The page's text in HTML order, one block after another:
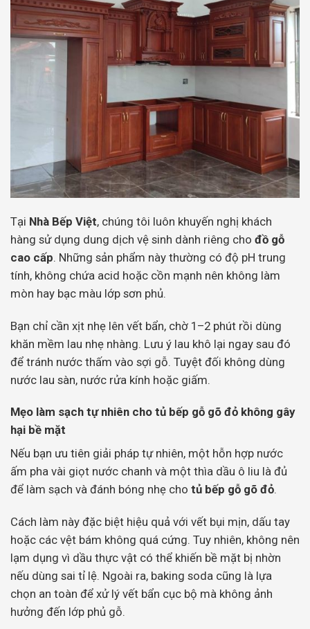
Tại Nhà Bếp Việt, chúng tôi luôn khuyến nghị khách
hàng sử dụng dung dịch vệ sinh dành riêng cho đồ gỗ
cao cấp. Những sản phẩm này thường có độ pH trung
tính, không chứa acid hoặc cồn mạnh nên không làm
mòn hay bạc màu lớp sơn phủ.
Bạn chỉ cần xịt nhẹ lên vết bẩn, chờ 1–2 phút rồi dùng
khăn mềm lau nhẹ nhàng. Lưu ý lau khô lại ngay sau đó
để tránh nước thấm vào sợi gỗ. Tuyệt đối không dùng
nước lau sàn, nước rửa kính hoặc giấm.
Mẹo làm sạch tự nhiên cho tủ bếp gỗ gõ đỏ không gây
hại bề mặt
Nếu bạn ưu tiên giải pháp tự nhiên, một hỗn hợp nước
ấm pha vài giọt nước chanh và một thìa dầu ô liu là đủ
để làm sạch và đánh bóng nhẹ cho tủ bếp gỗ gõ đỏ.
Cách làm này đặc biệt hiệu quả với vết bụi mịn, dấu tay
hoặc các vệt bám không quá cứng. Tuy nhiên, không nên
lạm dụng vì dầu thực vật có thể khiến bề mặt bị nhờn
nếu dùng sai tỉ lệ. Ngoài ra, baking soda cũng là lựa
chọn an toàn để xử lý vết bẩn cục bộ mà không ảnh
hưởng đến lớp phủ gỗ.